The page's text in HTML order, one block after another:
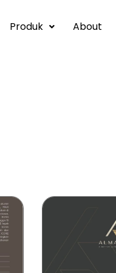
Produk About